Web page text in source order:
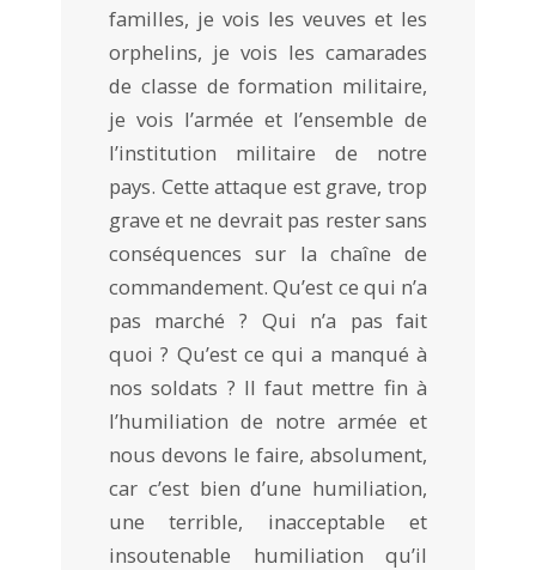
familles, je vois les veuves et les
orphelins, je vois les camarades
de classe de formation militaire,
je vois l’armée et l’ensemble de
l’institution militaire de notre
pays. Cette attaque est grave, trop
grave et ne devrait pas rester sans
conséquences sur la chaîne de
commandement. Qu’est ce qui n’a
pas marché ? Qui n’a pas fait
quoi ? Qu’est ce qui a manqué à
nos soldats ? Il faut mettre fin à
l’humiliation de notre armée et
nous devons le faire, absolument,
car c’est bien d’une humiliation,
une terrible, inacceptable et
insoutenable humiliation qu’il